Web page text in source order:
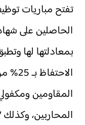
تفتح مباريات
الحاصلين على
بمعادلتها لها
المقاومين